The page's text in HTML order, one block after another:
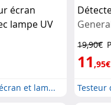
écran
lampe UV
et lam...
19,90€
11 ,95€
Testeur